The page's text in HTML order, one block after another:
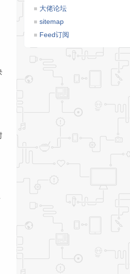
大佬论坛
sitemap
Feed订阅